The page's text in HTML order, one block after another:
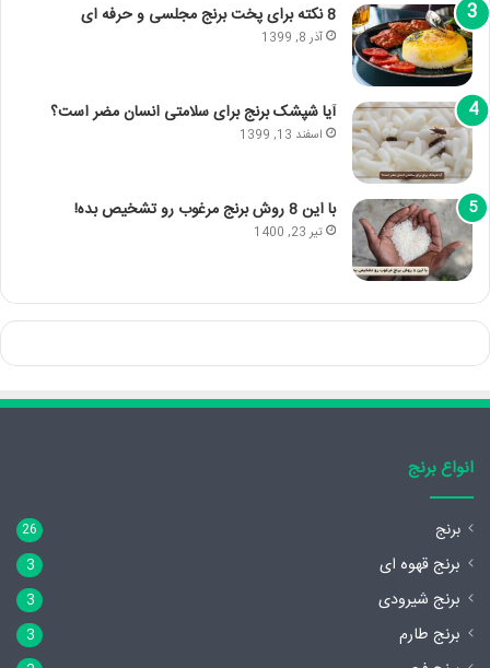
8 نکته برای پخت برنج مجلسی و حرفه ای
آذر 8, 1399
آیا شپشک برنج برای سلامتی انسان مضر است؟
اسفند 13, 1399
با این 8 روش برنج مرغوب رو تشخیص بده!
تیر 23, 1400
انواع برنج
برنج 26
برنج قهوه ای 3
برنج شیرودی 3
برنج طارم 3